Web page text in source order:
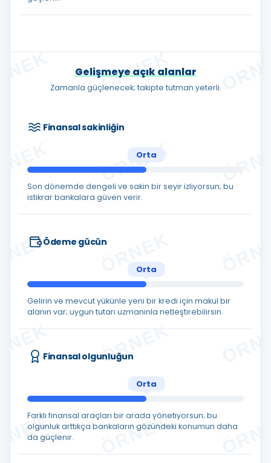
Gelişmeye açık alanlar
Zamanla güçlenecek; takipte tutman yeterli.
Finansal sakinliğin
Orta
Son dönemde dengeli ve sakin bir seyir izliyorsun; bu
istikrar bankalara güven verir.
Ödeme gücün
Orta
Gelirin ve mevcut yükünle yeni bir kredi için makul bir
alanın var; uygun tutarı uzmanınla netleştirebilirsin.
Finansal olgunluğun
Orta
Farklı finansal araçları bir arada yönetiyorsun; bu
olgunluk arttıkça bankaların gözündeki konumun daha
da güçlenir.